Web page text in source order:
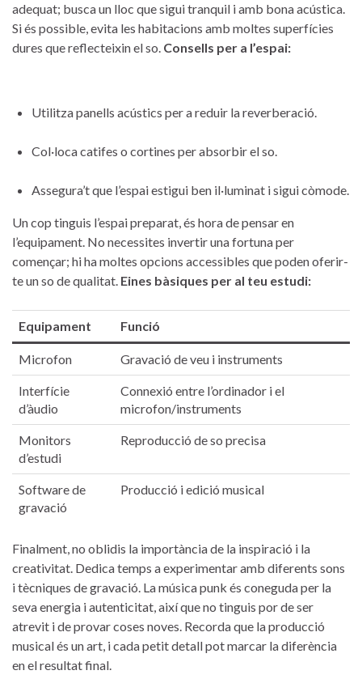
adequat; busca‍ un lloc que sigui tranquil i amb bona‍ acústica.
Si és possible, evita ​les ⁢habitacions amb moltes superfícies
dures ​que reflecteixin el so. Consells​ per ⁣a ‌l’espai:
Utilitza panells acústics per a reduir la reverberació.
Col·loca catifes o ⁤cortines per absorbir el so.
Assegura’t que l’espai estigui ben ‌il·luminat i ‌sigui còmode.
Un cop tinguis l’espai preparat, és ‌hora de​ pensar‌ en
l’equipament. No necessites‌ invertir una ‍fortuna ⁣per⁢
començar; hi ha moltes opcions‌ accessibles ‍que poden oferir-
te un so de qualitat. Eines bàsiques per al teu estudi:
Equipament Funció
Microfon Gravació de veu i instruments
Interfície
d’àudio
Connexió entre l’ordinador i el
microfon/instruments
Monitors
d’estudi
Reproducció de so precisa
Software de
gravació
Producció⁣ i edició musical
Finalment,​ no oblidis la importància⁤ de⁢ la ⁤inspiració i la
creativitat. Dedica ‍temps a experimentar amb diferents sons
i tècniques de gravació. La música punk és coneguda‌ per la
seva energia i⁤ autenticitat, així que no ⁢tinguis por ‌de ser⁣
atrevit i de provar coses noves. Recorda que ⁢la producció
musical és un art, i cada petit detall pot marcar la diferència⁣
en el resultat final.